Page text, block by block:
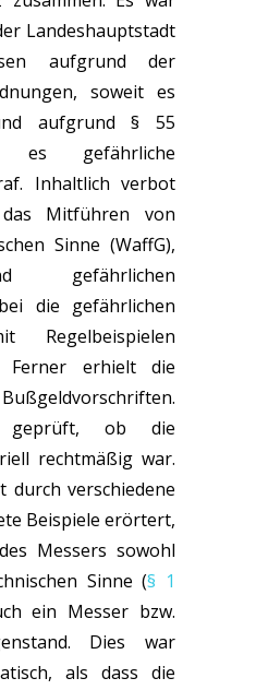
Landeshauptstadt
aufgrund der
soweit es
aufgrund § 55
es gefährliche
Inhaltlich verbot
Mitführen von
Sinne (WaffG),
gefährlichen
die gefährlichen
Regelbeispielen
Ferner erhielt die
geprüft, ob die
rechtmäßig war.
durch verschiedene
Beispiele erörtert,
Messers sowohl
Sinne (§ 1
ein Messer bzw.
Dies war
als dass die